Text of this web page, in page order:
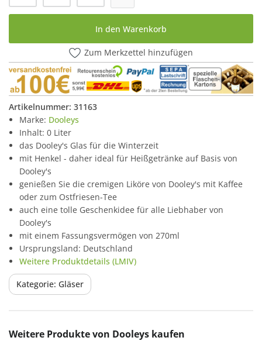
In den Warenkorb
Zum Merkzettel hinzufügen
Artikelnummer: 31163
Marke: Dooleys
Inhalt: 0 Liter
das Dooley's Glas für die Winterzeit
mit Henkel - daher ideal für Heißgetränke auf Basis von
Dooley's
genießen Sie die cremigen Liköre von Dooley's mit Kaffee
oder zum Ostfriesen-Tee
auch eine tolle Geschenkidee für alle Liebhaber von
Dooley's
mit einem Fassungsvermögen von 270ml
Ursprungsland: Deutschland
Weitere Produktdetails (LMIV)
Kategorie: Gläser
Produktgalerie überspringen
Weitere Produkte von Dooleys kaufen